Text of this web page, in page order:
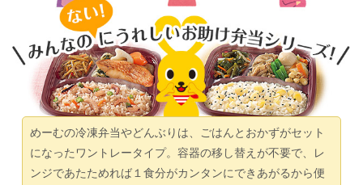
めーむの冷凍弁当やどんぶりは、ごはんとおかずがセット
になったワントレータイプ。容器の移し替えが不要で、レ
ンジであたためれば１食分がカンタンにできあがるから便